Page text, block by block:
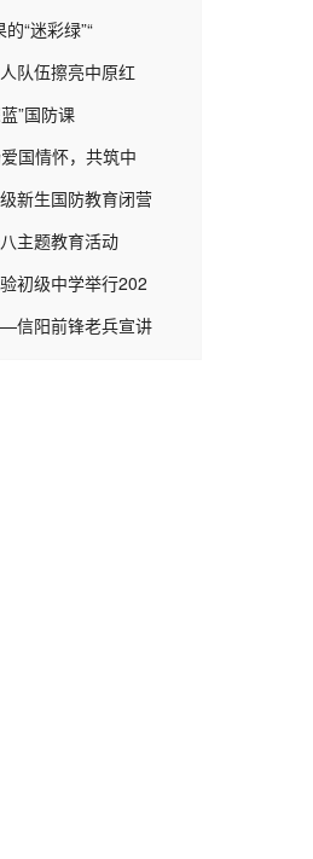
“迷彩绿”“
队伍擦亮中原红
”国防课
国情怀，共筑中
新生国防教育闭营
主题教育活动
初级中学举行202
信阳前锋老兵宣讲